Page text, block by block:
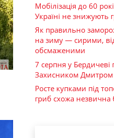
Мобілізація до 60
Україні не знижують
Як правильно
на зиму — сирими,
обсмаженими
7 серпня у Бердичеві
Захисником
Росте купками під
гриб схожа незвична